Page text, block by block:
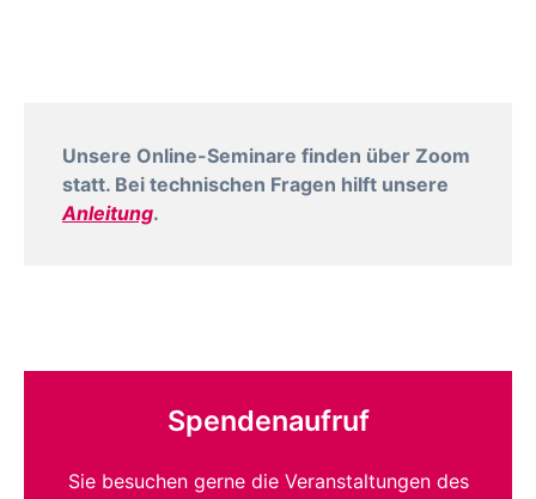
Unsere Online-Seminare finden über Zoom
statt. Bei technischen Fragen hilft unsere
Anleitung.
Spendenaufruf
Sie besuchen gerne die Veranstaltungen des